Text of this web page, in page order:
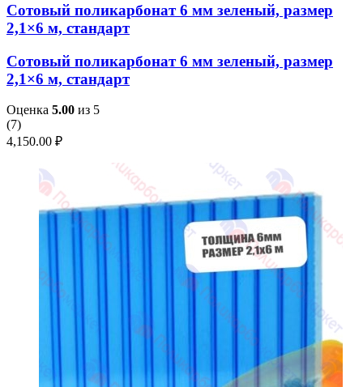
Сотовый поликарбонат 6 мм зеленый, размер
2,1×6 м, стандарт
Сотовый поликарбонат 6 мм зеленый, размер
2,1×6 м, стандарт
Оценка 5.00 из 5
(7)
4,150.00 ₽